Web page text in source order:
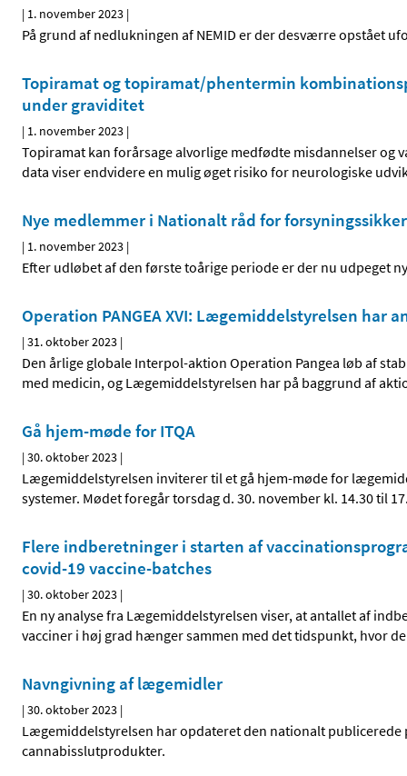
| 1. november 2023 |
På grund af nedlukningen af NEMID er der desværre opstået
Topiramat og topiramat/phentermin
under graviditet
| 1. november 2023 |
Topiramat kan forårsage alvorlige medfødte misdannelser
data viser endvidere en mulig øget risiko for neurologiske
Nye medlemmer i Nationalt råd for
| 1. november 2023 |
Efter udløbet af den første toårige periode er der nu udpeget
Operation PANGEA XVI: Lægemiddelstyrelsen
|31. oktober 2023 |
Den årlige globale Interpol-aktion Operation Pangea løb af
med medicin, og Lægemiddelstyrelsen har på baggrund af
Gå hjem-møde for ITQA
|30. oktober 2023 |
Lægemiddelstyrelsen inviterer til et gå hjem-møde for
systemer. Mødet foregår torsdag d. 30. november kl. 14.30 til
Flere indberetninger i starten af
covid-19 vaccine-batches
|30. oktober 2023 |
En ny analyse fra Lægemiddelstyrelsen viser, at antallet af
vacciner i høj grad hænger sammen med det tidspunkt, hvor
Navngivning af lægemidler
|30. oktober 2023 |
Lægemiddelstyrelsen har opdateret den nationalt
cannabisslutprodukter.